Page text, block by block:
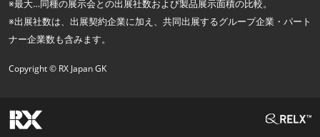
※最大…同種の展示会との出展社数および製品展示面積の比較。
※出展社数は、出展契約企業に加え、共同出展するグループ企業・パート
ナー企業数も含みます。
Copyright © RX Japan GK